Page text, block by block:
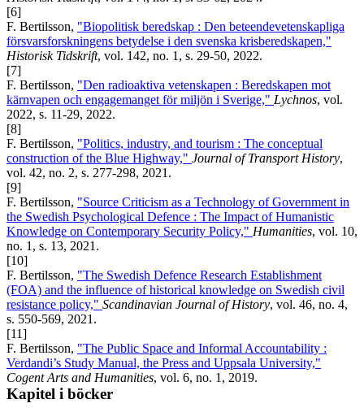
[6]
F. Bertilsson, "Biopolitisk beredskap : Den beteendevetenskapliga
försvarsforskningens betydelse i den svenska krisberedskapen,"
Historisk Tidskrift, vol. 142, no. 1, s. 29-50, 2022.
[7]
F. Bertilsson, "Den radioaktiva vetenskapen : Beredskapen mot
kärnvapen och engagemanget för miljön i Sverige," Lychnos, vol.
2022, s. 11-29, 2022.
[8]
F. Bertilsson, "Politics, industry, and tourism : The conceptual
construction of the Blue Highway," Journal of Transport History,
vol. 42, no. 2, s. 277-298, 2021.
[9]
F. Bertilsson, "Source Criticism as a Technology of Government in
the Swedish Psychological Defence : The Impact of Humanistic
Knowledge on Contemporary Security Policy," Humanities, vol. 10,
no. 1, s. 13, 2021.
[10]
F. Bertilsson, "The Swedish Defence Research Establishment
(FOA) and the influence of historical knowledge on Swedish civil
resistance policy," Scandinavian Journal of History, vol. 46, no. 4,
s. 550-569, 2021.
[11]
F. Bertilsson, "The Public Space and Informal Accountability :
Verdandi’s Study Manual, the Press and Uppsala University,"
Cogent Arts and Humanities, vol. 6, no. 1, 2019.
Kapitel i böcker